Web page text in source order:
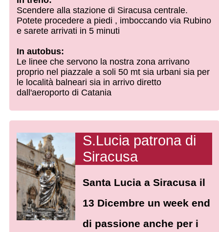
Scendere alla stazione di Siracusa centrale.
Potete procedere a piedi , imboccando via Rubino
e sarete arrivati in 5 minuti
In autobus:
Le linee che servono la nostra zona arrivano
proprio nel piazzale a soli 50 mt sia urbani sia per
le località balneari sia in arrivo diretto
dall'aeroporto di Catania
S.Lucia patrona di
Siracusa
Santa Lucia a Siracusa il
13 Dicembre un week end
di passione anche per i